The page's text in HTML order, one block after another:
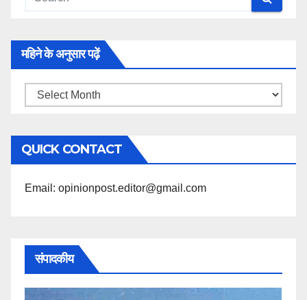
महिने के अनुसार पढ़ें
महिने
अनुसार
पढ़ें
QUICK CONTACT
Email: opinionpost.editor@gmail.com
संपादकीय